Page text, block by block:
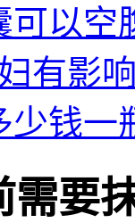
可以空
有影
少钱一
需要